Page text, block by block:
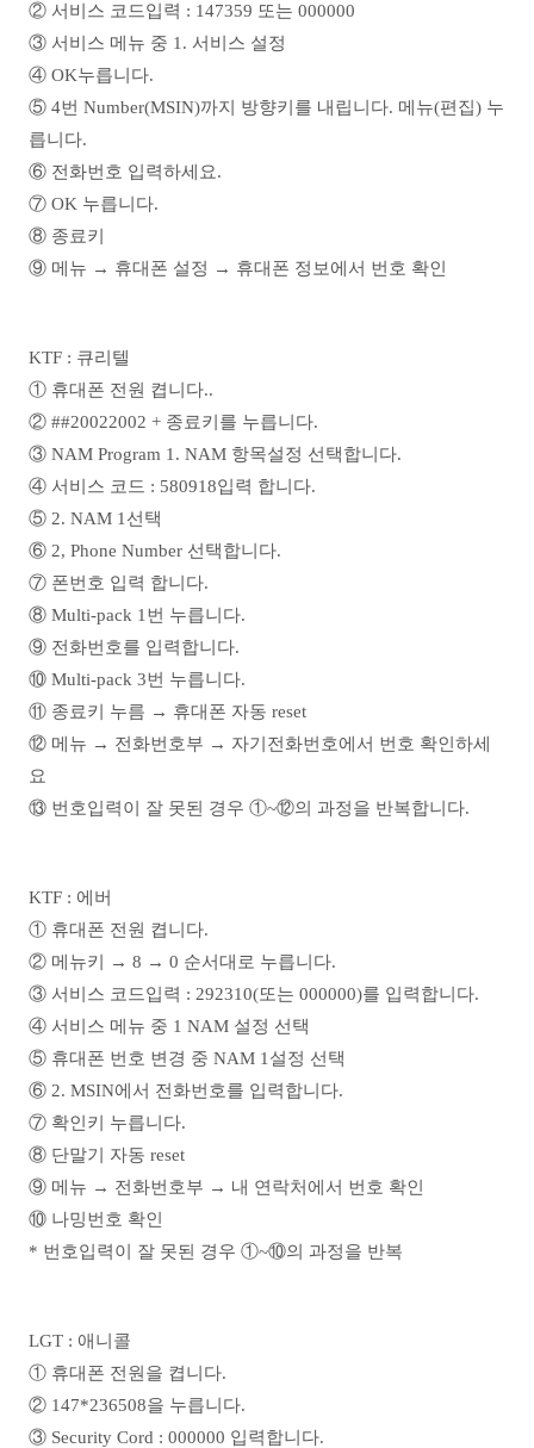
② 서비스 코드입력 : 147359 또는 000000
③ 서비스 메뉴 중 1. 서비스 설정
④ OK누릅니다.
⑤ 4번 Number(MSIN)까지 방향키를 내립니다. 메뉴(편집) 누
릅니다.
⑥ 전화번호 입력하세요.
⑦ OK 누릅니다.
⑧ 종료키
⑨ 메뉴 → 휴대폰 설정 → 휴대폰 정보에서 번호 확인
KTF : 큐리텔
① 휴대폰 전원 켭니다..
② ##20022002 + 종료키를 누릅니다.
③ NAM Program 1. NAM 항목설정 선택합니다.
④ 서비스 코드 : 580918입력 합니다.
⑤ 2. NAM 1선택
⑥ 2, Phone Number 선택합니다.
⑦ 폰번호 입력 합니다.
⑧ Multi-pack 1번 누릅니다.
⑨ 전화번호를 입력합니다.
⑩ Multi-pack 3번 누릅니다.
⑪ 종료키 누름 → 휴대폰 자동 reset
⑫ 메뉴 → 전화번호부 → 자기전화번호에서 번호 확인하세
요
⑬ 번호입력이 잘 못된 경우 ①~⑫의 과정을 반복합니다.
KTF : 에버
① 휴대폰 전원 켭니다.
② 메뉴키 → 8 → 0 순서대로 누릅니다.
③ 서비스 코드입력 : 292310(또는 000000)를 입력합니다.
④ 서비스 메뉴 중 1 NAM 설정 선택
⑤ 휴대폰 번호 변경 중 NAM 1설정 선택
⑥ 2. MSIN에서 전화번호를 입력합니다.
⑦ 확인키 누릅니다.
⑧ 단말기 자동 reset
⑨ 메뉴 → 전화번호부 → 내 연락처에서 번호 확인
⑩ 나밍번호 확인
* 번호입력이 잘 못된 경우 ①~⑩의 과정을 반복
LGT : 애니콜
① 휴대폰 전원을 켭니다.
② 147*236508을 누릅니다.
③ Security Cord : 000000 입력합니다.